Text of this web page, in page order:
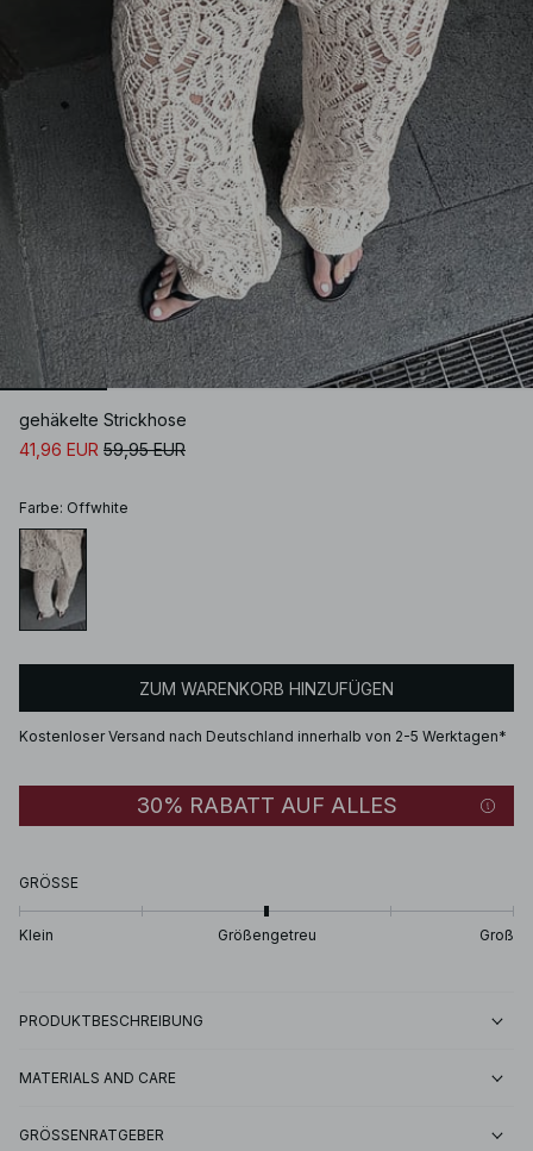
gehäkelte Strickhose
41,96 EUR 59,95 EUR
Farbe: Offwhite
ZUM WARENKORB HINZUFÜGEN
Kostenloser Versand nach Deutschland innerhalb von 2-5 Werktagen*
30% RABATT AUF ALLES
GRÖSSE
Klein Größengetreu Groß
PRODUKTBESCHREIBUNG
MATERIALS AND CARE
GRÖSSENRATGEBER